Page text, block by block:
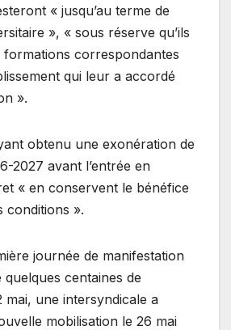
« jusqu’au terme de
», « sous réserve qu’ils
correspondantes
qui leur a accordé
».
obtenu une exonération de
2027 avant l’entrée en
« en conservent le bénéfice
conditions ».
journée de manifestation
quelques centaines de
mai, une intersyndicale a
mobilisation le 26 mai